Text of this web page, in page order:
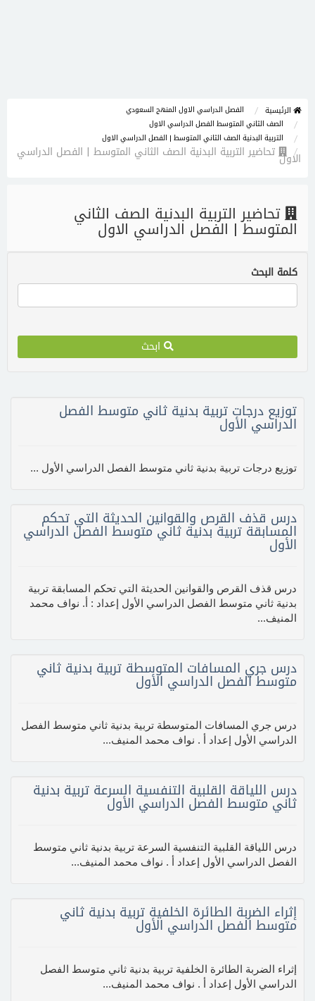
الرئيسية
الفصل الدراسي الاول المنهج السعودي
الصف الثاني المتوسط الفصل الدراسي الاول
التربية البدنية الصف الثاني المتوسط | الفصل الدراسي الاول
تحاضير التربية البدنية الصف الثاني المتوسط | الفصل الدراسي الاول
تحاضير التربية البدنية الصف الثاني
المتوسط | الفصل الدراسي الاول
كلمة البحث
ابحث
توزيع درجات تربية بدنية ثاني متوسط الفصل
الدراسي الأول
توزيع درجات تربية بدنية ثاني متوسط الفصل الدراسي الأول ...
درس قذف القرص والقوانين الحديثة التي تحكم
المسابقة تربية بدنية ثاني متوسط الفصل الدراسي
الأول
درس قذف القرص والقوانين الحديثة التي تحكم المسابقة تربية
بدنية ثاني متوسط الفصل الدراسي الأول إعداد : أ. نواف محمد
المنيف...
درس جري المسافات المتوسطة تربية بدنية ثاني
متوسط الفصل الدراسي الأول
درس جري المسافات المتوسطة تربية بدنية ثاني متوسط الفصل
الدراسي الأول إعداد أ . نواف محمد المنيف...
درس اللياقة القلبية التنفسية السرعة تربية بدنية
ثاني متوسط الفصل الدراسي الأول
درس اللياقة القلبية التنفسية السرعة تربية بدنية ثاني متوسط
الفصل الدراسي الأول إعداد أ . نواف محمد المنيف...
إثراء الضربة الطائرة الخلفية تربية بدنية ثاني
متوسط الفصل الدراسي الأول
إثراء الضربة الطائرة الخلفية تربية بدنية ثاني متوسط الفصل
الدراسي الأول إعداد أ . نواف محمد المنيف...